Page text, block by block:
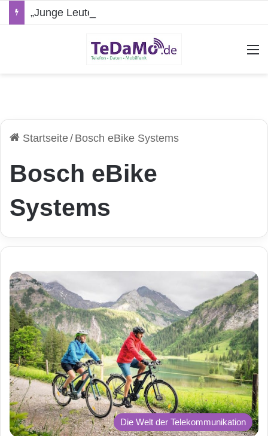
Startseite/ Bosch eBike Systems
Bosch eBike
Systems
Die Welt der Telekommunikation